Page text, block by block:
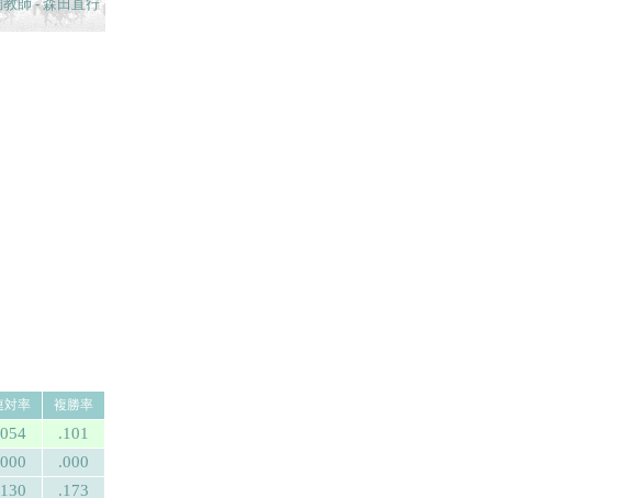
教師 - 森田直行
対率
複勝率
.101
.000
.173